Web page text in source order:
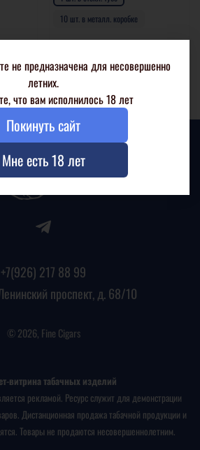
10 шт. в металл. коробке
650 р
Подробнее
+7(926) 217 88 99
проспект, д. 68/10
© 2026, Fine Cigars
витрина табачных изделий
рекламой. Ресурс служит для демонстрации
Дистанционная продажа табачной продукции и
Товары не продаются несовершеннолетним.
не предназначена для несовершенно
летних.
что вам исполнилось 18 лет
Покинуть сайт
Мне есть 18 лет